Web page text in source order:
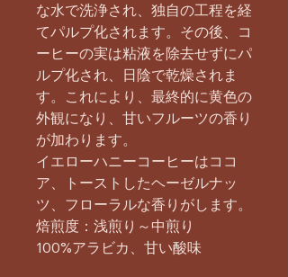
な水で洗浄され、独自の工程を経
てパルプ化されます。その後、コ
ーヒーの実は粘液を除去せずにパ
ルプ化され、日陰で乾燥されま
す。これにより、最終的に黄色の
外観になり、甘いフルーツの香り
が加わります。
イエローハニーコーヒーはココ
ア、トーストしたヘーゼルナッ
ツ、フローラルな香りがします。
焙煎度：浅煎り～中煎り
100%アラビカ、 甘い酸味